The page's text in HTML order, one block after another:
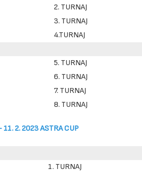
2. TURNAJ
3. TURNAJ
4.TURNAJ
5. TURNAJ
6. TURNAJ
7. TURNAJ
8. TURNAJ
2. 2023 ASTRA CUP
1. TURNAJ